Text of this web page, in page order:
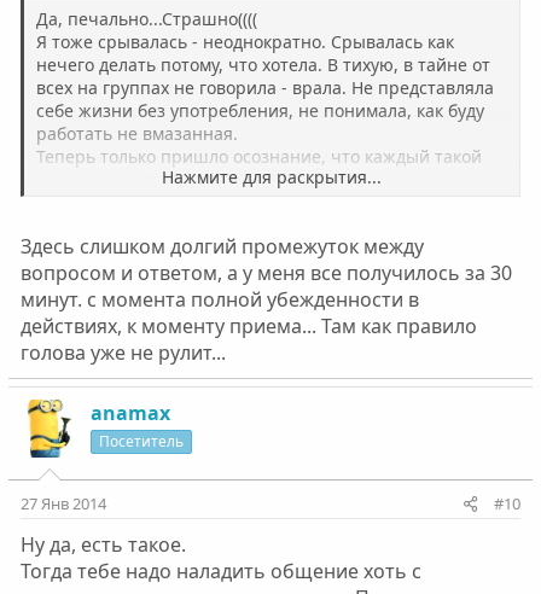
Да, печально...Страшно((((
Я тоже срывалась - неоднократно. Срывалась как
нечего делать потому, что хотела. В тихую, в тайне от
всех на группах не говорила - врала. Не представляла
себе жизни без употребления, не понимала, как буду
работать не вмазанная.
Теперь только пришло осознание, что каждый такой
срыв может стать последним.
телодвижениях, почему не поделился хоть тут? всё в
одно рыло - не потянешь. Надо общаться.
Нажмите для раскрытия...
Здесь слишком долгий промежуток между
вопросом и ответом, а у меня все получилось за 30
минут. с момента полной убежденности в
действиях, к моменту приема... Там как правило
голова уже не рулит...
anamax
Посетитель
27 Янв 2014 #10
Ну да, есть такое.
Тогда тебе надо наладить общение хоть с